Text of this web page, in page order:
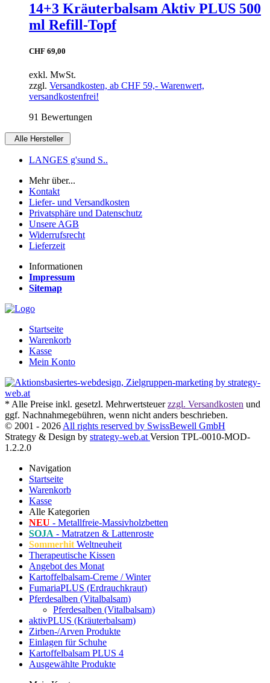
14+3 Kräuterbalsam Aktiv PLUS 500
ml Refill-Topf
CHF 69,00
exkl. MwSt.
zzgl. Versandkosten, ab CHF 59,- Warenwert,
versandkostenfrei!
91 Bewertungen
Alle Hersteller
LANGES g'sund S..
Mehr über...
Kontakt
Liefer- und Versandkosten
Privatsphäre und Datenschutz
Unsere AGB
Widerrufsrecht
Lieferzeit
Informationen
Impressum
Sitemap
Startseite
Warenkorb
Kasse
Mein Konto
* Alle Preise inkl. gesetzl. Mehrwertsteuerzzgl. Versandkosten und
ggf. Nachnahmegebühren, wenn nicht anders beschrieben.
© 2001 - 2026 All rights reserved by SwissBewell GmbH
Strategy & Design by strategy-web.at Version TPL-0010-MOD-
1.2.2.0
Navigation
Startseite
Warenkorb
Kasse
Alle Kategorien
NEU - Metallfreie-Massivholzbetten
SOJA - Matratzen & Lattenroste
Sommerhit Weltneuheit
Therapeutische Kissen
Angebot des Monat
Kartoffelbalsam-Creme / Winter
FumariaPLUS (Erdrauchkraut)
Pferdesalben (Vitalbalsam)
Pferdesalben (Vitalbalsam)
aktivPLUS (Kräuterbalsam)
Zirben-/Arven Produkte
Einlagen für Schuhe
Kartoffelbalsam PLUS 4
Ausgewählte Produkte